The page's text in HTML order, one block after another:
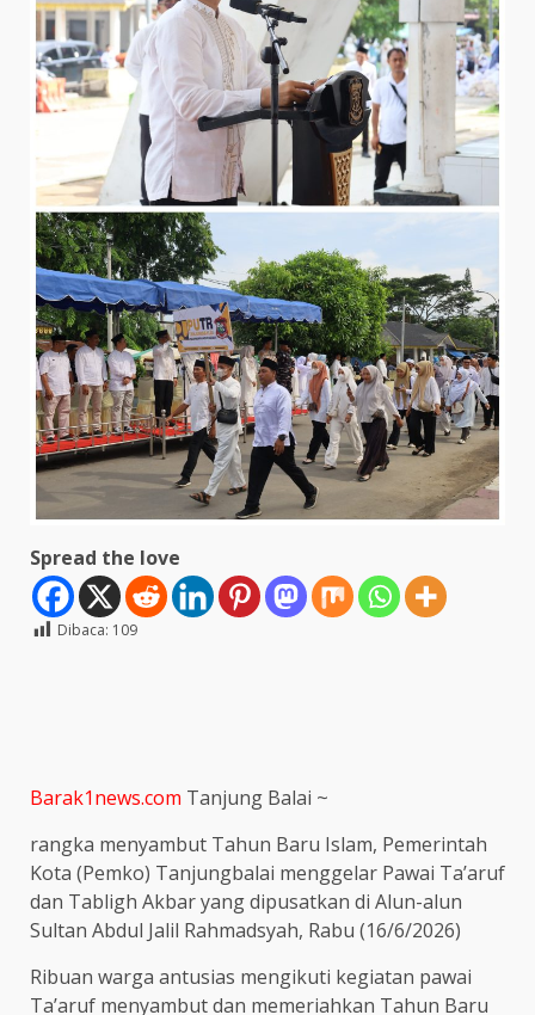
Spread the love
Dibaca: 109
Barak1news.com Tanjung Balai ~
rangka menyambut Tahun Baru Islam, Pemerintah
Kota (Pemko) Tanjungbalai menggelar Pawai Ta’aruf
dan Tabligh Akbar yang dipusatkan di Alun-alun
Sultan Abdul Jalil Rahmadsyah, Rabu (16/6/2026)
Ribuan warga antusias mengikuti kegiatan pawai
Ta’aruf menyambut dan memeriahkan Tahun Baru